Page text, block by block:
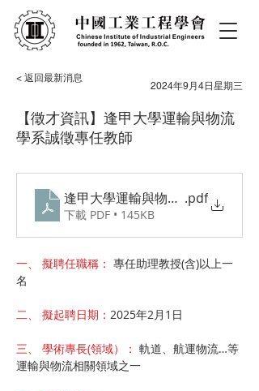
< 返回最新消息
2024年9月4日星期三
【徵才資訊】逢甲大學運輸與物流
學系誠徵專任教師
逢甲大學運輸與物流學系誠徵專任
.pdf
下載 PDF • 145KB
一、 擬聘任職稱： 專任助理教授(含)以上一
名
二、 擬起聘日期： 2025年2月1日
三、 學術專長(領域）： 軌道、航運物流…等
運輸與物流相關領域之一